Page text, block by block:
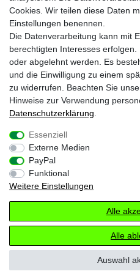
Krazy8 @ Facebook
Krazy8 @ Instagram
Nur an Werktagen von Montags bis
Zahlungseingang
Gilt für Lieferungen nach Deutschland
Zahlungsanweisung). Lieferzeiten für
Berechnung des Liefertermins siehe
* inkl. gesetzl. MwSt. zzgl. Versandkosten
Cookies. Wir teilen diese Daten
Einstellungen benennen.
Die Datenverarbeitung kann mit
berechtigten Interesses
oder abgelehnt werden. Es
und die Einwilligung zu einem
zu widerrufen. Beachten Sie
Hinweise zur Verwendung
Daten­schutz­erklärung
Essenziell
Externe Medien
PayPal
Funktional
Weitere Einstellungen
Alle
Alle
Auswahl
Impressum
© Copyright 2026 Krazy8